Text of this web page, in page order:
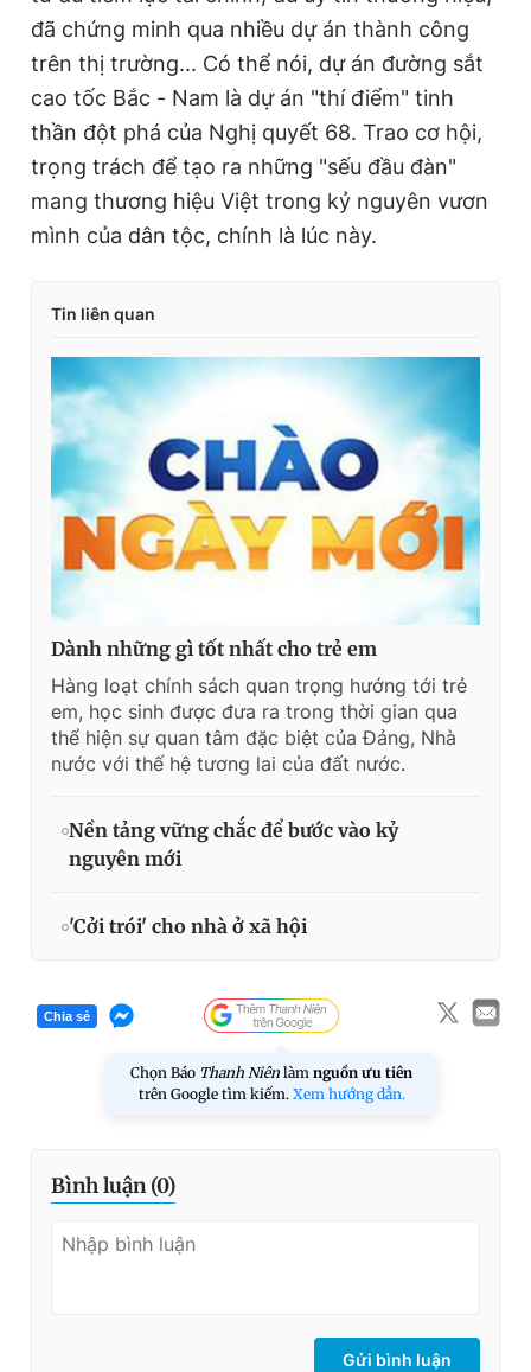
đã chứng minh qua nhiều dự án thành công
trên thị trường... Có thể nói, dự án đường sắt
cao tốc Bắc - Nam là dự án "thí điểm" tinh
thần đột phá của Nghị quyết 68. Trao cơ hội,
trọng trách để tạo ra những "sếu đầu đàn"
mang thương hiệu Việt trong kỷ nguyên vươn
mình của dân tộc, chính là lúc này.
Tin liên quan
Dành những gì tốt nhất cho trẻ em
Hàng loạt chính sách quan trọng hướng tới trẻ
em, học sinh được đưa ra trong thời gian qua
thể hiện sự quan tâm đặc biệt của Đảng, Nhà
nước với thế hệ tương lai của đất nước.
Nền tảng vững chắc để bước vào kỷ
nguyên mới
'Cởi trói' cho nhà ở xã hội
Chia sẻ
Chọn Báo Thanh Niên làm nguồn ưu tiên
trên Google tìm kiếm. Xem hướng dẫn.
Bình luận (0)
Gửi bình luận